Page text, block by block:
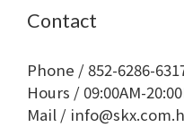
Contact
Phone / 852-6286-
Hours / 09:00AM-
Mail /